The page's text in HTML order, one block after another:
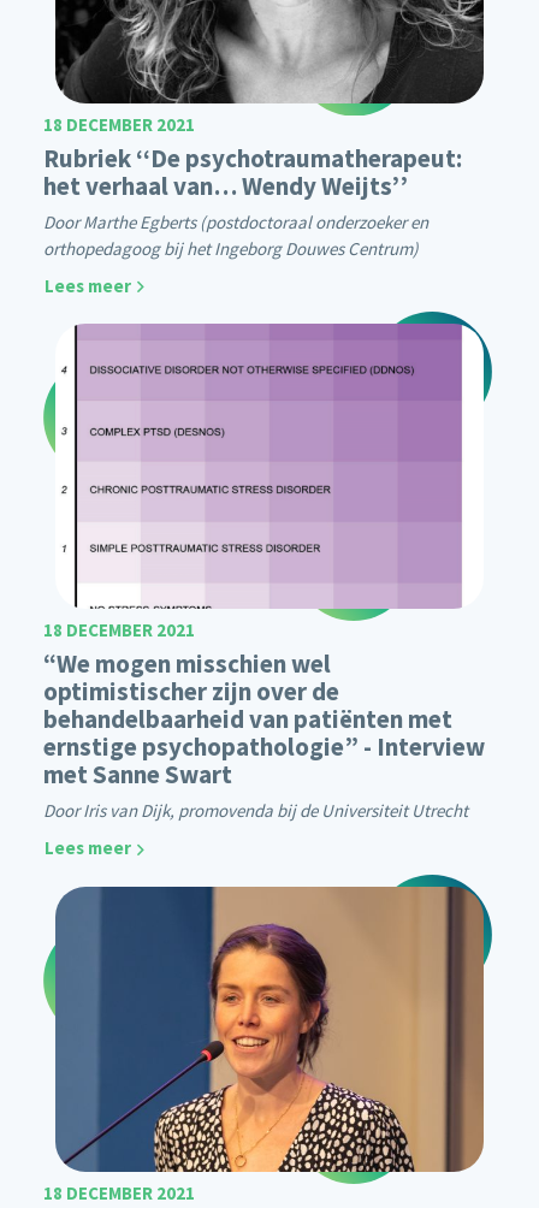
18 DECEMBER 2021
Rubriek ‘‘De psychotraumatherapeut:
het verhaal van… Wendy Weijts’’
Door Marthe Egberts (postdoctoraal onderzoeker en
orthopedagoog bij het Ingeborg Douwes Centrum)
Lees meer
18 DECEMBER 2021
“We mogen misschien wel
optimistischer zijn over de
behandelbaarheid van patiënten met
ernstige psychopathologie” - Interview
met Sanne Swart
Door Iris van Dijk, promovenda bij de Universiteit Utrecht
Lees meer
18 DECEMBER 2021